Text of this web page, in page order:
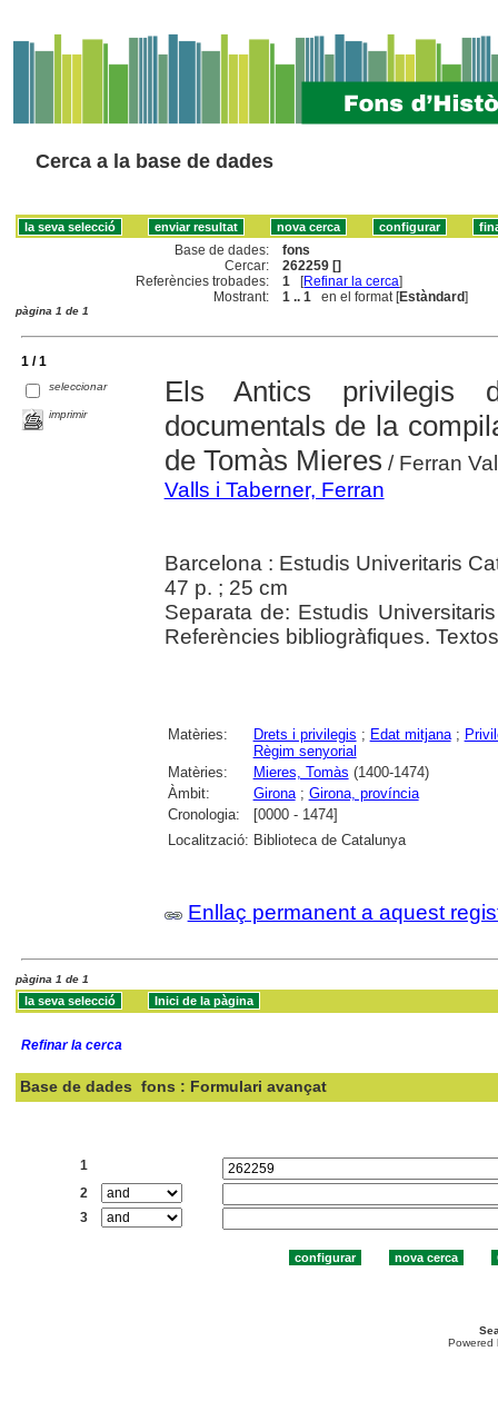
Cerca a la base de dades
Base de dades:
fons
Cercar:
262259 []
Referències trobades:
1 [Refinar la cerca]
Mostrant:
1 .. 1 en el format [Estàndard]
pàgina 1 de 1
1 / 1
seleccionar
imprimir
Els Antics privilegis
documentals de la
de Tomàs Mieres / Ferran
Valls i Taberner, Ferran
Barcelona : Estudis Univeritaris
47 p. ; 25 cm
Separata de: Estudis
Referències bibliogràfiques.
Matèries: Drets i privilegis ; Edat mitjana;
Règim senyorial
Matèries:
Mieres, Tomàs (1400-1474)
Àmbit:
Girona; Girona, província
Cronologia:
[0000 - 1474]
Localització: Biblioteca de Catalunya
Enllaç permanent a aquest
pàgina 1 de 1
Refinar la cerca
Base de dades fons : Formulari avançat
1
2
3